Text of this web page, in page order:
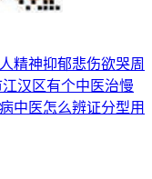
精神抑郁悲伤欲哭周
汉区有个中医治慢
中医怎么辨证分型用